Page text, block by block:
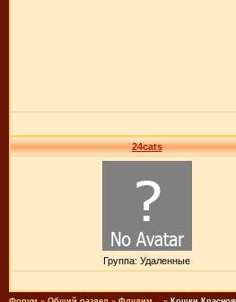
24cats
Группа: Удаленные